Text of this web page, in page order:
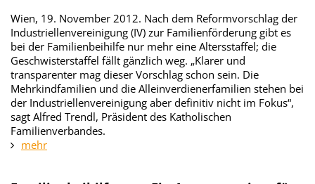
Wien, 19. November 2012. Nach dem Reformvorschlag der
Industriellenvereinigung (IV) zur Familienförderung gibt es
bei der Familienbeihilfe nur mehr eine Altersstaffel; die
Geschwisterstaffel fällt gänzlich weg. „Klarer und
transparenter mag dieser Vorschlag schon sein. Die
Mehrkindfamilien und die Alleinverdienerfamilien stehen bei
der Industriellenvereinigung aber definitiv nicht im Fokus“,
sagt Alfred Trendl, Präsident des Katholischen
Familienverbandes.
mehr